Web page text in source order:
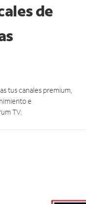
de
tus canales premium,
e
TV.